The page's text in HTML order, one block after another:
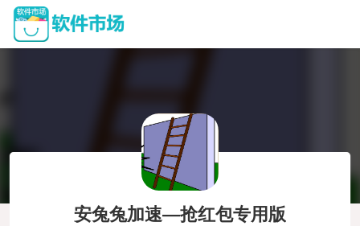
安兔兔加速―抢红包专用版